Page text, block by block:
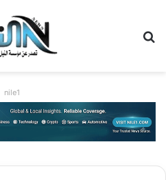
nile1